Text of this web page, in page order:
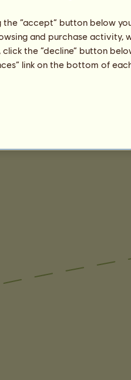
“accept” button below
and purchase activity,
the “decline” button
link on the bottom of